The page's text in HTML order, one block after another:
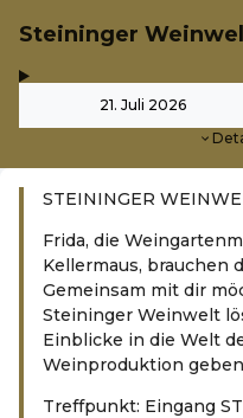
Steininger
21. Juli 2026
STEININGER
Frida, die
Kellermaus, brauchen
Gemeinsam mit dir
Steininger Weinwelt
Einblicke in die Welt
Weinproduktion
Treffpunkt: Eingang